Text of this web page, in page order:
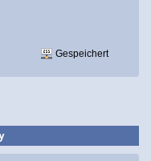
Gespeichert